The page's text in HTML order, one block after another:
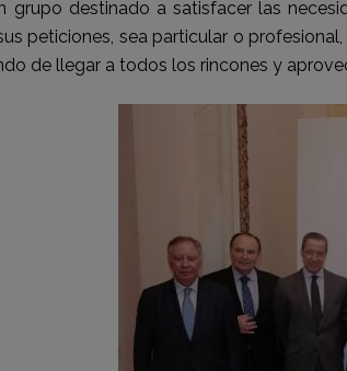
grupo destinado a satisfacer las
peticiones, sea particular o
de llegar a todos los rincones y